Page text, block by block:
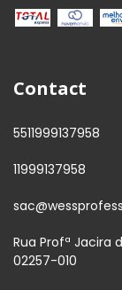
Contact
5511999137958
11999137958
Rua Profª Jacira
02257-010